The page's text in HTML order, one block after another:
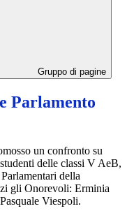
Gruppo di pagine
Parlamento
un confronto su
delle classi V AeB,
della
gli Onorevoli: Erminia
Viespoli.